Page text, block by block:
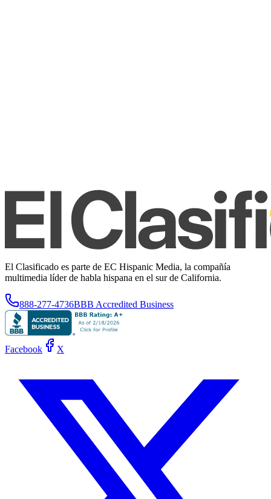
El Clasificado es parte de EC Hispanic Media, la compañía
multimedia líder de habla hispana en el sur de California.
888-277-4736BBB Accredited Business
Facebook X